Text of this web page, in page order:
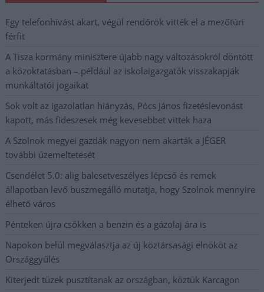
Egy telefonhívást akart, végül rendőrök vitték el a mezőtúri
férfit
A Tisza kormány minisztere újabb nagy változásokról döntött
a közoktatásban – például az iskolaigazgatók visszakapják
munkáltatói jogaikat
Sok volt az igazolatlan hiányzás, Pócs János fizetéslevonást
kapott, más fideszesek még kevesebbet vittek haza
A Szolnok megyei gazdák nagyon nem akarták a JÉGER
további üzemeltetését
Csendélet 5.0: alig balesetveszélyes lépcső és remek
állapotban levő buszmegálló mutatja, hogy Szolnok mennyire
élhető város
Pénteken újra csökken a benzin és a gázolaj ára is
Napokon belül megválasztja az új köztársasági elnököt az
Országgyűlés
Kiterjedt tüzek pusztítanak az országban, köztük Karcagon